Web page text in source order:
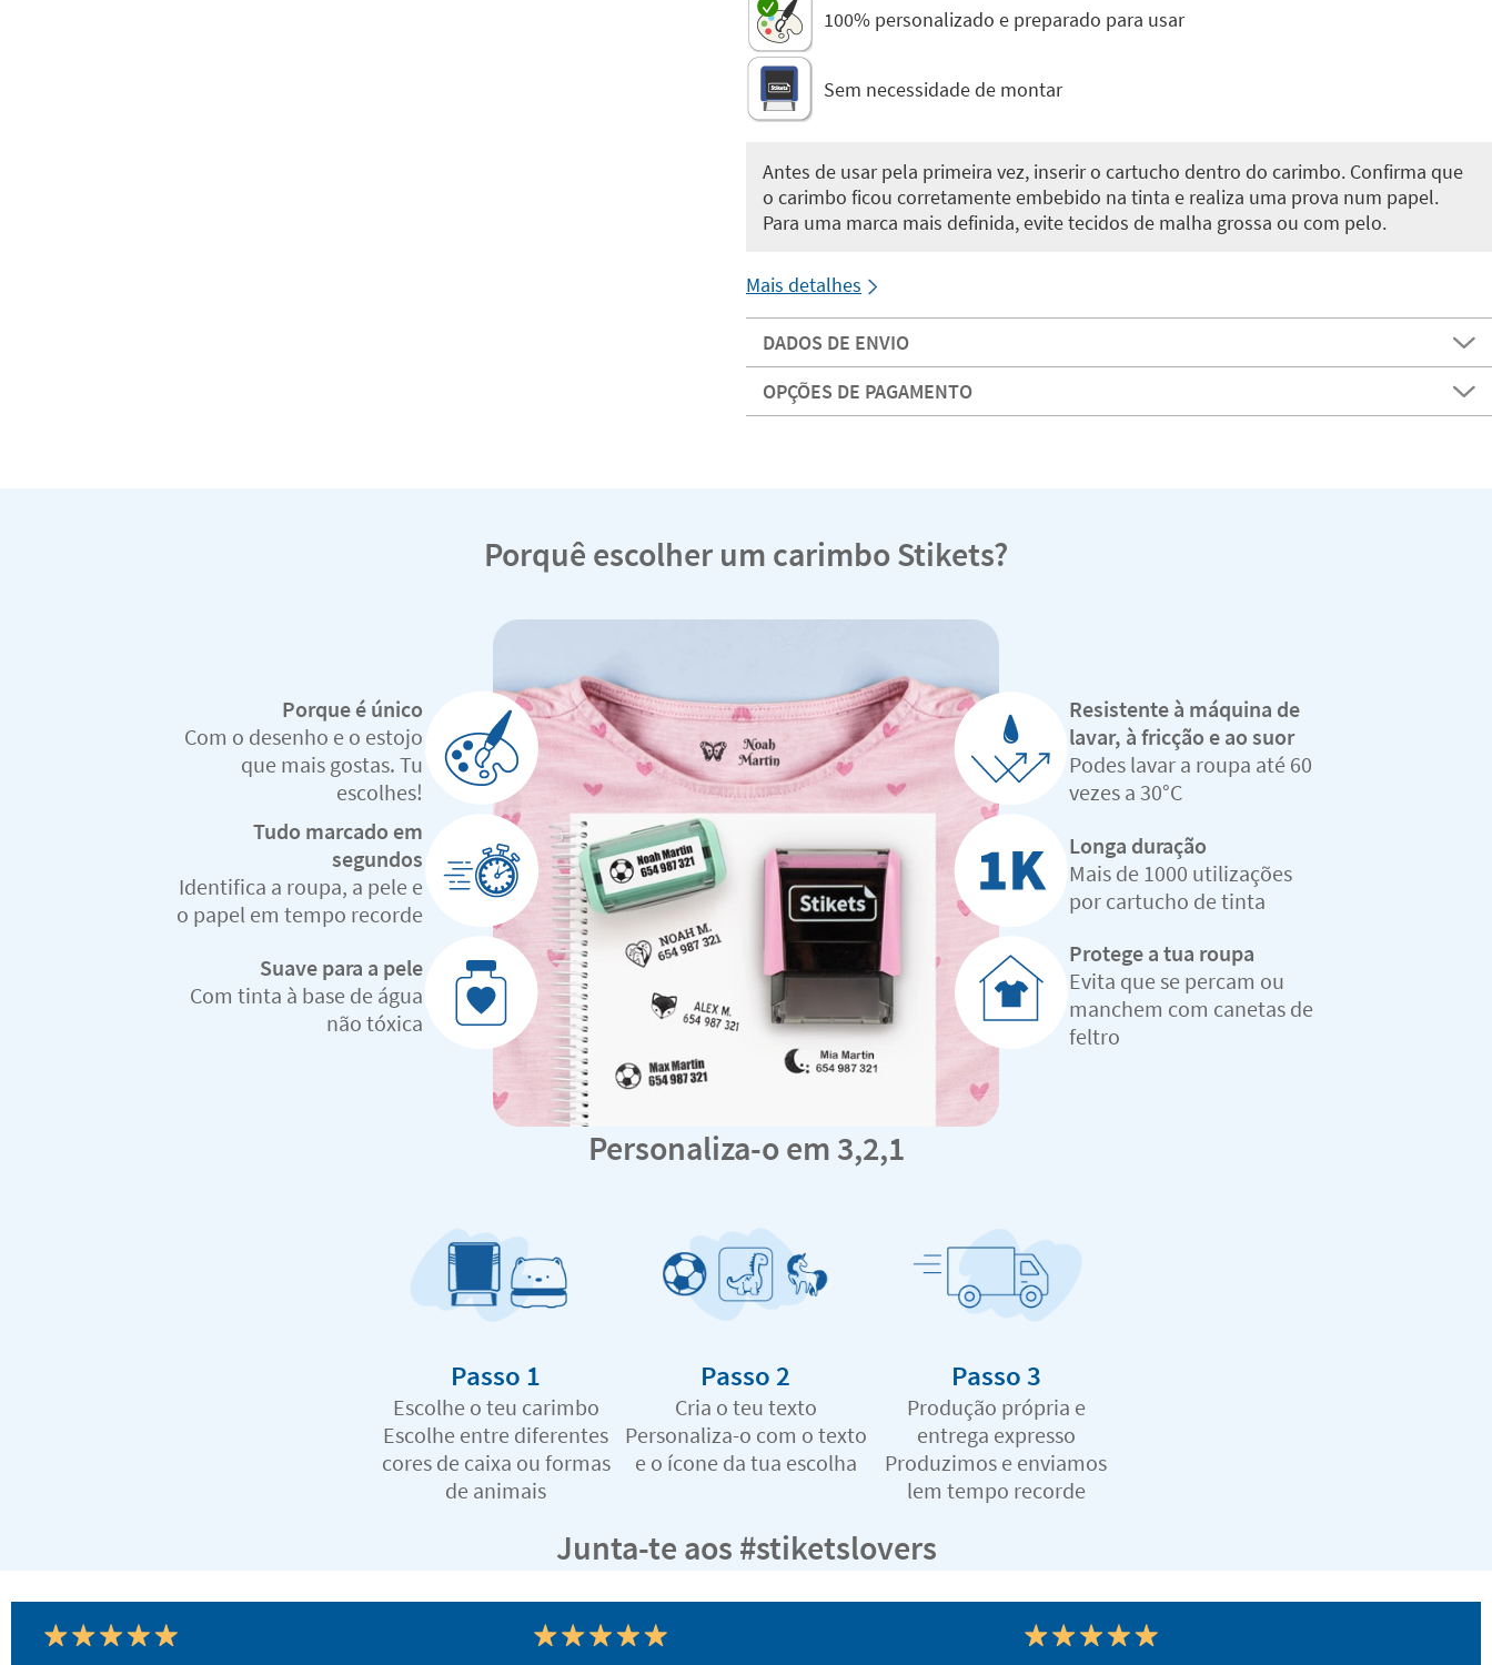
100% personalizado e preparado para usar
Sem necessidade de montar
Antes de usar pela primeira vez, inserir o cartucho dentro do carimbo. Confirma que
o carimbo ficou corretamente embebido na tinta e realiza uma prova num papel.
Para uma marca mais definida, evite tecidos de malha grossa ou com pelo.
Mais detalhes
DADOS DE ENVIO
OPÇÕES DE PAGAMENTO
Porquê escolher um carimbo Stikets?
Porque é único
Com o desenho e o estojo
que mais gostas. Tu
escolhes!
Tudo marcado em
segundos
Identifica a roupa, a pele e
o papel em tempo recorde
Suave para a pele
Com tinta à base de água
não tóxica
Resistente à máquina de
lavar, à fricção e ao suor
Podes lavar a roupa até 60
vezes a 30°C
Longa duração
Mais de 1000 utilizações
por cartucho de tinta
Protege a tua roupa
Evita que se percam ou
manchem com canetas de
feltro
Personaliza-o em 3,2,1
Passo 1
Escolhe o teu carimbo
Escolhe entre diferentes
cores de caixa ou formas
de animais
Passo 2
Cria o teu texto
Personaliza-o com o texto
e o ícone da tua escolha
Passo 3
Produção própria e
entrega expresso
Produzimos e enviamos
lem tempo recorde
Junta-te aos #stiketslovers